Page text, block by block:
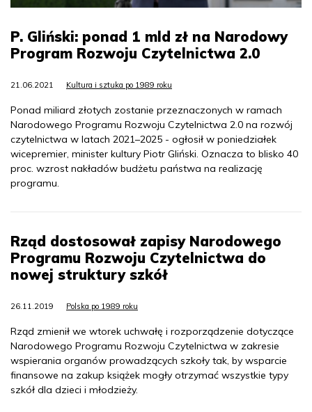
P. Gliński: ponad 1 mld zł na Narodowy
Program Rozwoju Czytelnictwa 2.0
21.06.2021 Kultura i sztuka po 1989 roku
Ponad miliard złotych zostanie przeznaczonych w ramach
Narodowego Programu Rozwoju Czytelnictwa 2.0 na rozwój
czytelnictwa w latach 2021–2025 - ogłosił w poniedziałek
wicepremier, minister kultury Piotr Gliński. Oznacza to blisko 40
proc. wzrost nakładów budżetu państwa na realizację
programu.
Rząd dostosował zapisy Narodowego
Programu Rozwoju Czytelnictwa do
nowej struktury szkół
26.11.2019 Polska po 1989 roku
Rząd zmienił we wtorek uchwałę i rozporządzenie dotyczące
Narodowego Programu Rozwoju Czytelnictwa w zakresie
wspierania organów prowadzących szkoły tak, by wsparcie
finansowe na zakup książek mogły otrzymać wszystkie typy
szkół dla dzieci i młodzieży.